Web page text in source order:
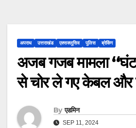
अपराध उत्तराखंड एक्सक्लूसिव पुलिस ब्रेकिंग
अजब गजब मामला
से चोर ले गए केबल और
By एडमिन
SEP 11, 2024